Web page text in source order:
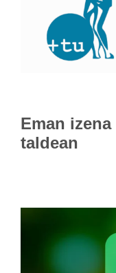
Eman izena
taldean